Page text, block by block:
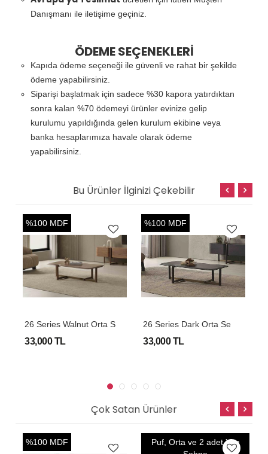
Danışmanı ile iletişime geçiniz.
ÖDEME SEÇENEKLERİ
Kapıda ödeme seçeneği ile güvenli ve rahat bir şekilde
ödeme yapabilirsiniz.
Siparişi başlatmak için sadece %30 kapora yatırdıktan
sonra kalan %70 ödemeyi ürünler evinize gelip
kurulumu yapıldığında gelen kurulum ekibine veya
banka hesaplarımıza havale olarak ödeme
yapabilirsiniz.
Bu Ürünler İlginizi Çekebilir
%100 MDF
33,000 TL
%100 MDF
33,000 TL
Çok Satan Ürünler
%100 MDF
Puf, Orta ve 2 adet Yan